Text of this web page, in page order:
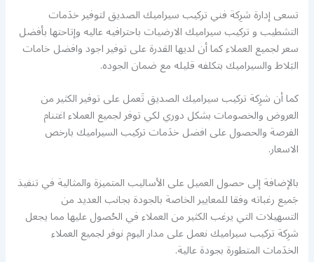
تسعى إدارة شرِكة فني تركيب سيراميك الصديق لتوفير خدَمات
التشطيب و تركيب سيراميك الارضيات باحترافيه عاليه وإتاحتها بأفضل
سعر لجميع العملاء كما أن لديها القدرة على توفير اجود وافضل خامات
البَلاط والسيراميك بتكلفه قليله مع ضمان الجوده.
كما أن شرِكة تركيب سيراميك الصديق تَعمل على توفير الكثير من
العروض والخصومات بشكل دوري لكي توفر لجميع العملاء اغتنام
الفرصة والحصول على افضل خدَمات تركيب السيراميك بارخص
الاسعار.
بالإضافة إلى حصول العميل على الأساليب المتميزة والمثالية في تنفيذ
جَميع رغباته وفقا للمعايير الخاصة بالجودة بجانب العديد من
التسهيلات التي يرغب الكثير من العملاء في الحُصول عليها مما يجعل
شرِكة تركيب سيراميك نعمل على مدار اليوم نوفر لجميع العملاء
الخدَمات المتطورة بجودة عالية.